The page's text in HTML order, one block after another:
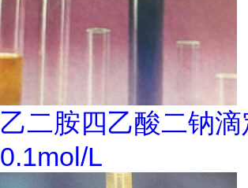
乙二胺四乙酸二钠滴
0.1mol/L